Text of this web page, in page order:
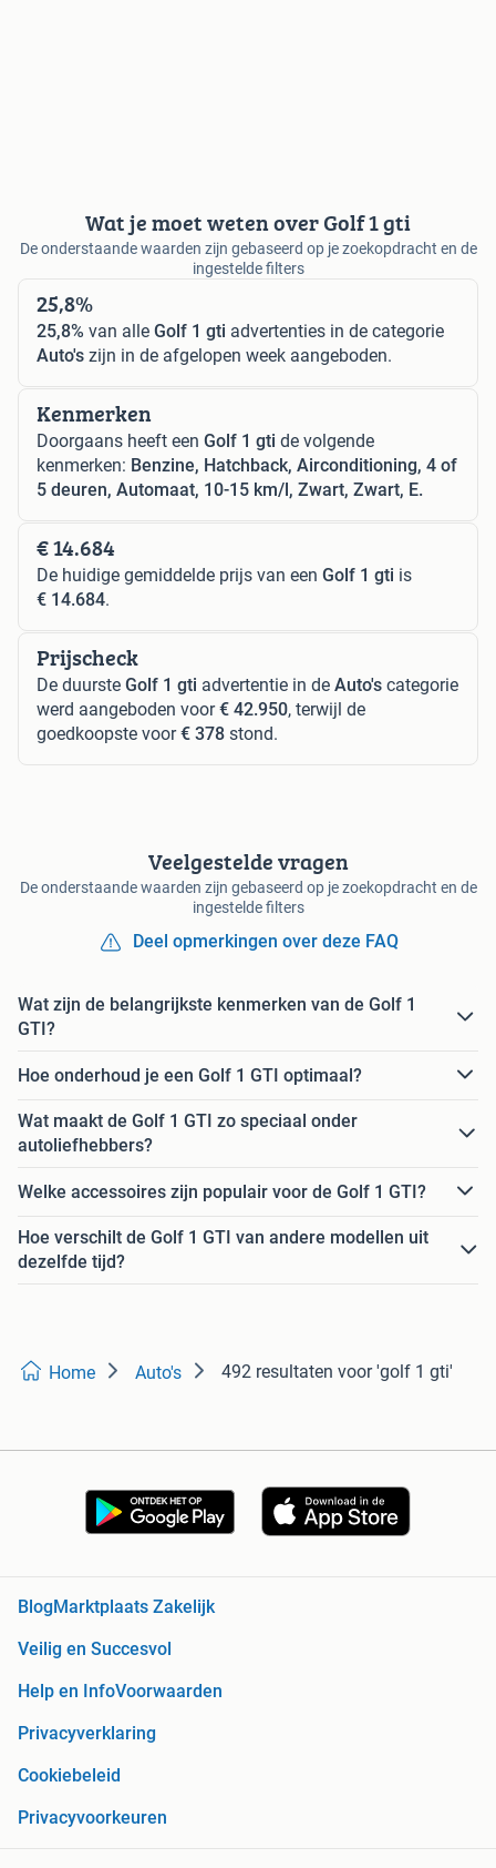
Wat je moet weten over Golf 1 gti
De onderstaande waarden zijn gebaseerd op je zoekopdracht en de
ingestelde filters
25,8%
25,8% van alle Golf 1 gti advertenties in de categorie
Auto's zijn in de afgelopen week aangeboden.
Kenmerken
Doorgaans heeft een Golf 1 gti de volgende
kenmerken: Benzine, Hatchback, Airconditioning, 4 of
5 deuren, Automaat, 10-15 km/l, Zwart, Zwart, E.
€ 14.684
De huidige gemiddelde prijs van een Golf 1 gti is
€ 14.684.
Prijscheck
De duurste Golf 1 gti advertentie in de Auto's categorie
werd aangeboden voor€ 42.950, terwijl de
goedkoopste voor€ 378 stond.
Veelgestelde vragen
De onderstaande waarden zijn gebaseerd op je zoekopdracht en de
ingestelde filters
Deel opmerkingen over deze FAQ
Wat zijn de belangrijkste kenmerken van de Golf 1
GTI?
Hoe onderhoud je een Golf 1 GTI optimaal?
Wat maakt de Golf 1 GTI zo speciaal onder
autoliefhebbers?
Welke accessoires zijn populair voor de Golf 1 GTI?
Hoe verschilt de Golf 1 GTI van andere modellen uit
dezelfde tijd?
Home Auto's 492 resultaten voor 'golf 1 gti'
Blog Marktplaats Zakelijk
Veilig en Succesvol
Help en InfoVoorwaarden
Privacyverklaring
Cookiebeleid
Privacyvoorkeuren